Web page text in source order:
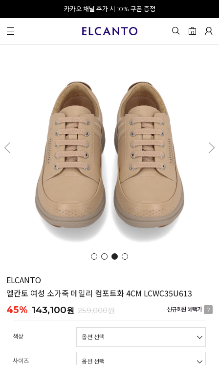
오전 10시 이전 결제 완료 시 오늘 출발!
회원가입 시 최대 20% 쿠폰 지급
카카오 채널 추가 시 10% 쿠폰 증정
0
ELCANTO
엘칸토 여성 소가죽 데일리 컴포트화 4CM LCWC35U613
45% 143,100원 259,000원 신규회원 혜택가 ?
색상
사이즈